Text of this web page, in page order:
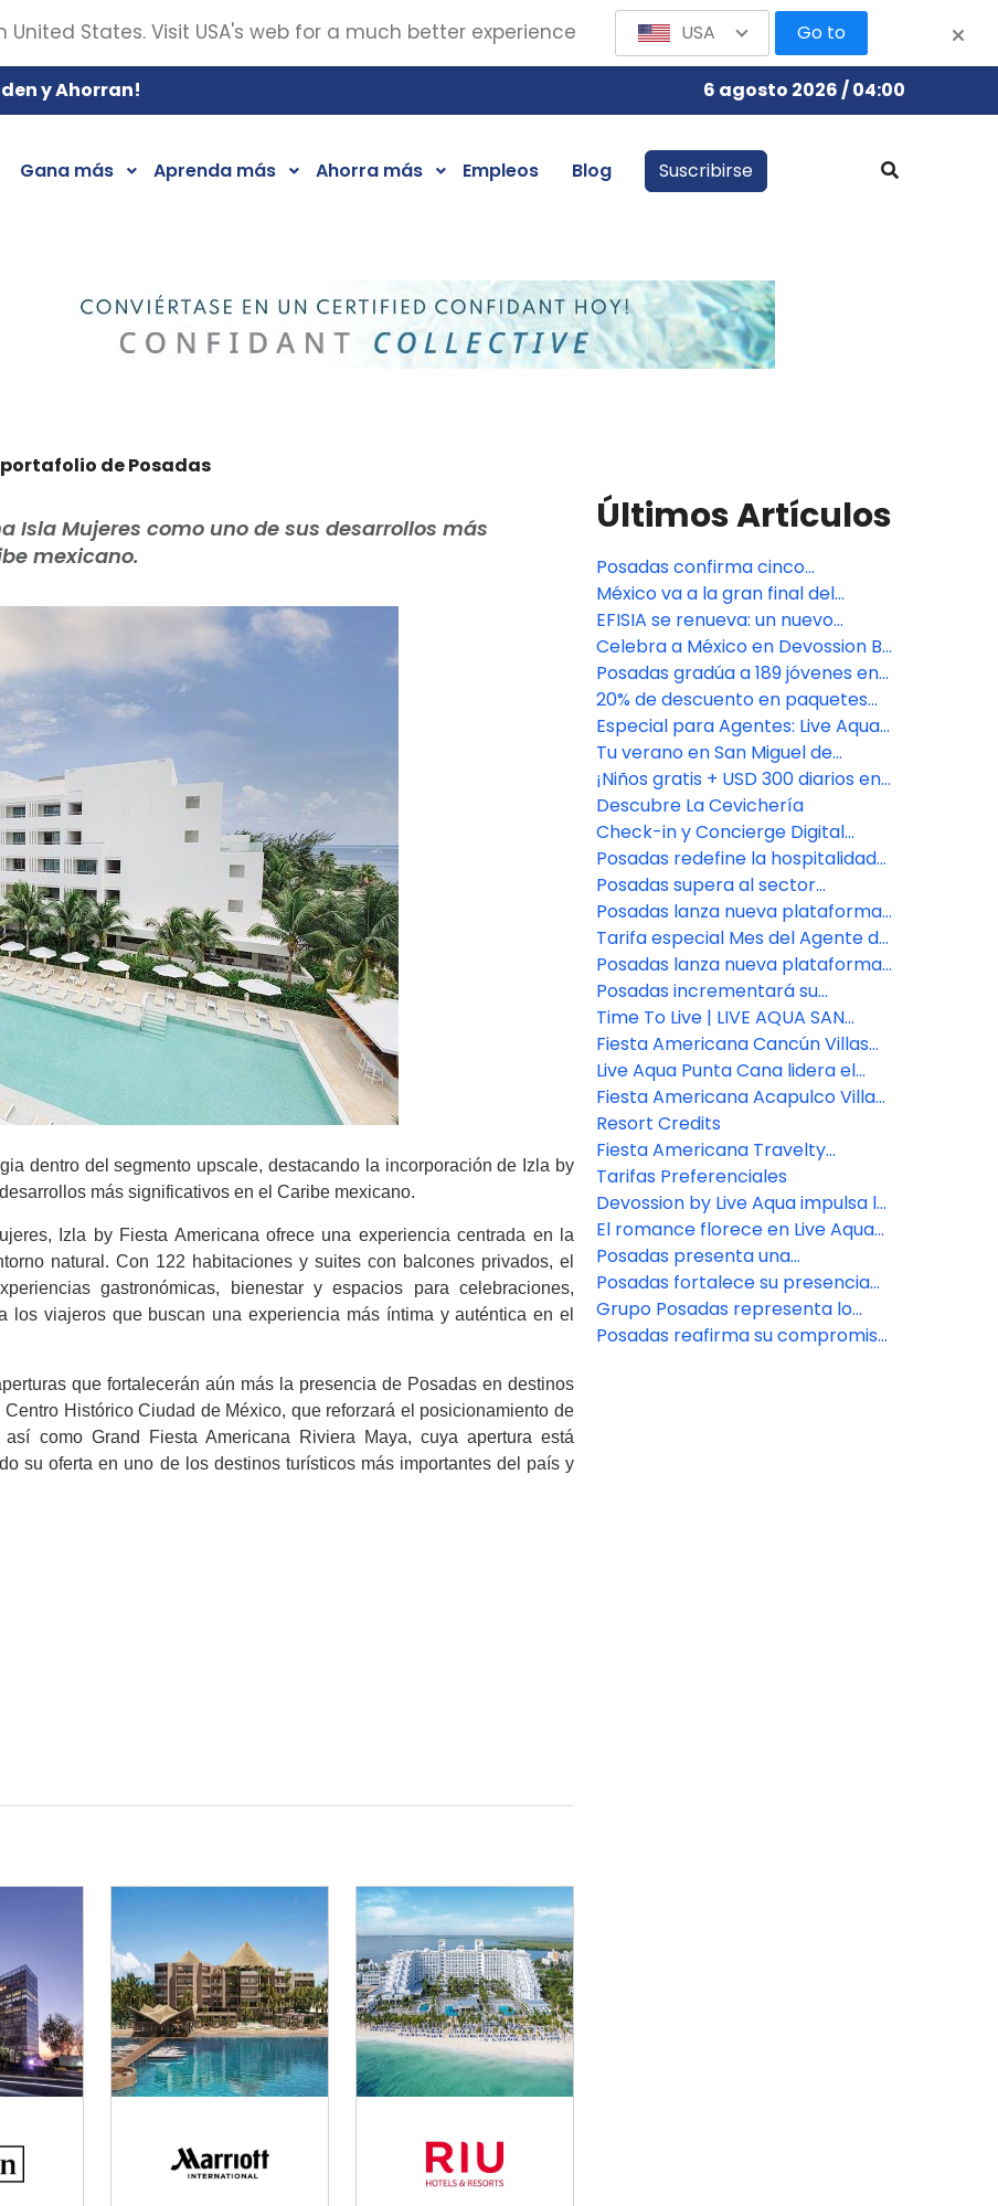
y Ahorran! 6 agosto 2026 / 04:00
Gana más Aprenda más Ahorra más Empleos Blog Suscribirse
de Posadas
Isla Mujeres como uno de sus desarrollos más
mexicano.
dentro del segmento upscale, destacando la incorporación de Izla by
más significativos en el Caribe mexicano.
Izla by Fiesta Americana ofrece una experiencia centrada en la
natural. Con 122 habitaciones y suites con balcones privados, el
gastronómicas, bienestar y espacios para celebraciones,
los viajeros que buscan una experiencia más íntima y auténtica en el
que fortalecerán aún más la presencia de Posadas en destinos
Histórico Ciudad de México, que reforzará el posicionamiento de
como Grand Fiesta Americana Riviera Maya, cuya apertura está
su oferta en uno de los destinos turísticos más importantes del país y
Últimos Artículos
Posadas confirma cinco
aperturas premium en México:
Isla Mujeres, Riviera Maya y CDMX
México va a la gran final del
Bocuse d'Or 2027, con jurado de
Fiesta Americana Travelty
EFISIA se renueva: un nuevo
refugio mediterráneo en Fiesta
Americana Riviera Nayarit
Celebra a México en Devossion By
Live Aqua
Posadas gradúa a 189 jóvenes en
su programa de
empoderamiento educativo
20% de descuento en paquetes
vacacionales con Fiesta
Americana Travelty Collection
Especial para Agentes: Live Aqua
San Miguel de Allende
Tu verano en San Miguel de
Allende comienza aquí
¡Niños gratis + USD 300 diarios en
Resort Credit en Grand Fiesta
Americana Los Cabos!
Descubre La Cevichería
Check-in y Concierge Digital
impulsado por Agentforce
Posadas redefine la hospitalidad
con el lanzamiento de Fiesta
Americana Travelty Exclusive
Experiences
Posadas supera al sector
hotelero en experiencia del
cliente
Posadas lanza nueva plataforma
de reservas para asesores de
viajes
Tarifa especial Mes del Agente de
Viajes: Fiesta Americana Travelty
Collection
Posadas lanza nueva plataforma
de reservas para asesores de
viajes
Posadas incrementará su
inventario de habitaciones en un
7% este año
Time To Live | LIVE AQUA SAN
MIGUEL DE ALLENDE
Fiesta Americana Cancún Villas
presenta dos nuevas categorías
de Villas Premium en Punta
Cancún
Live Aqua Punta Cana lidera el
bienestar en República
Dominicana
Fiesta Americana Acapulco Villas:
Nuevos espacios para vivir
experiencias inolvidables
Resort Credits
Fiesta Americana Travelty
presenta nuevas marcas y
destinos.
Tarifas Preferenciales
Devossion by Live Aqua impulsa la
expansión de Posadas
El romance florece en Live Aqua
San Miguel de Allende
Posadas presenta una
experiencia de bienestar en
Zamna Festival 2026
Posadas fortalece su presencia
en el sureste con la apertura del
nuevo Fiesta Inn Express Cancún
Grupo Posadas representa lo
mejor en hospitalidad
Posadas reafirma su compromiso
States. Visit USA's web for a much better experience USA Go to